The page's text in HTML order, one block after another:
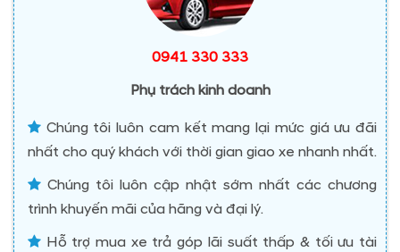
0941 330 333
Phụ trách kinh doanh
Chúng tôi luôn cam kết mang lại mức giá ưu đãi
nhất cho quý khách với thời gian giao xe nhanh nhất.
Chúng tôi luôn cập nhật sớm nhất các chương
trình khuyến mãi của hãng và đại lý.
Hỗ trợ mua xe trả góp lãi suất thấp & tối ưu tài